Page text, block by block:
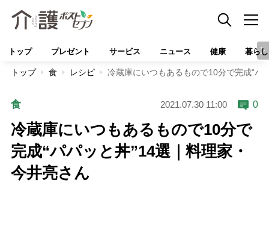
トップ プレゼント サービス ニュース 健康 暮らし
トップ 食 レシピ 冷蔵庫にいつもあるもので10分で完成“パ
食 2021.07.30 11:00 0
冷蔵庫にいつもあるもので10分で
完成“パパッと丼”14選｜料理家・
今井亮さん